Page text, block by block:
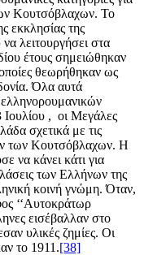
Κουτσόβλαχων. Το
εκκλησίας της
λειτουργήσει στα
έτους σημειώθηκαν
θεωρήθηκαν ως
Όλα αυτά
Ιουλίου , οι Μεγάλες
σχετικά με τις
των Κουτσόβλαχων. Η
να κάνει κάτι για
των Ελλήνων της
κοινή γνώμη. Όταν,
‘‘Αυτοκράτωρ
εισέβαλλαν στο
υλικές ζημίες. Οι
το 1911.[38]